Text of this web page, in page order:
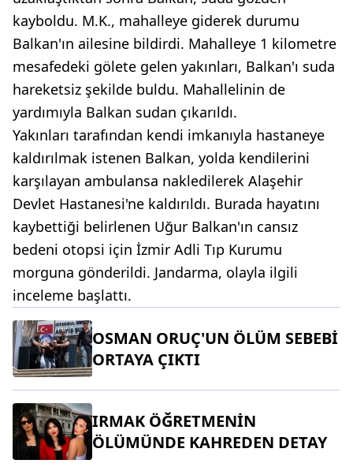
kayboldu. M.K., mahalleye giderek durumu
Balkan'ın ailesine bildirdi. Mahalleye 1 kilometre
mesafedeki gölete gelen yakınları, Balkan'ı suda
hareketsiz şekilde buldu. Mahallelinin de
yardımıyla Balkan sudan çıkarıldı.
Yakınları tarafından kendi imkanıyla hastaneye
kaldırılmak istenen Balkan, yolda kendilerini
karşılayan ambulansa nakledilerek Alaşehir
Devlet Hastanesi'ne kaldırıldı. Burada hayatını
kaybettiği belirlenen Uğur Balkan'ın cansız
bedeni otopsi için İzmir Adli Tıp Kurumu
morguna gönderildi. Jandarma, olayla ilgili
inceleme başlattı.
OSMAN ORUÇ'UN ÖLÜM SEBEBİ
ORTAYA ÇIKTI
IRMAK ÖĞRETMENİN
ÖLÜMÜNDE KAHREDEN DETAY